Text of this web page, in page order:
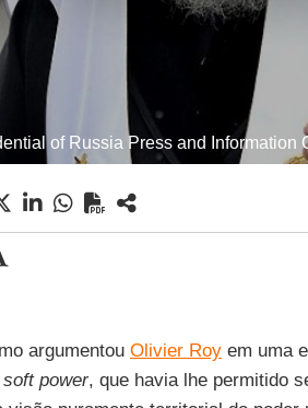
of Russia Press and Information
argumentou Olivier Royem uma
soft power, que havia lhe permitido